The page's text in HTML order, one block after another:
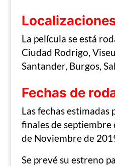
La película se está
Ciudad Rodrigo,
Santander, Burgos,
Fechas de
Las fechas estimadas
finales de
de Noviembre de
Se prevé su estreno